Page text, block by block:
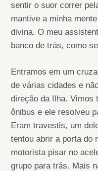
sentir o suor correr
mantive a minha
divina. O meu
banco de trás, como
Entramos em um
de várias cidades e
direção da Ilha. Vimos
ônibus e ele resolveu
Eram travestis, um
tentou abrir a porta do
motorista pisar no
grupo para trás. Mais